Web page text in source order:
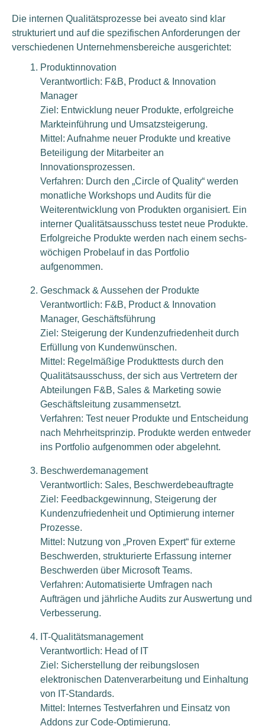
Die internen Qualitätsprozesse bei aveato sind klar
strukturiert und auf die spezifischen Anforderungen der
verschiedenen Unternehmensbereiche ausgerichtet:
Produktinnovation
Verantwortlich: F&B, Product & Innovation
Manager
Ziel: Entwicklung neuer Produkte, erfolgreiche
Markteinführung und Umsatzsteigerung.
Mittel: Aufnahme neuer Produkte und kreative
Beteiligung der Mitarbeiter an
Innovationsprozessen.
Verfahren: Durch den „Circle of Quality“ werden
monatliche Workshops und Audits für die
Weiterentwicklung von Produkten organisiert. Ein
interner Qualitätsausschuss testet neue Produkte.
Erfolgreiche Produkte werden nach einem sechs-
wöchigen Probelauf in das Portfolio
aufgenommen.
Geschmack & Aussehen der Produkte
Verantwortlich: F&B, Product & Innovation
Manager, Geschäftsführung
Ziel: Steigerung der Kundenzufriedenheit durch
Erfüllung von Kundenwünschen.
Mittel: Regelmäßige Produkttests durch den
Qualitätsausschuss, der sich aus Vertretern der
Abteilungen F&B, Sales & Marketing sowie
Geschäftsleitung zusammensetzt.
Verfahren: Test neuer Produkte und Entscheidung
nach Mehrheitsprinzip. Produkte werden entweder
ins Portfolio aufgenommen oder abgelehnt.
Beschwerdemanagement
Verantwortlich: Sales, Beschwerdebeauftragte
Ziel: Feedbackgewinnung, Steigerung der
Kundenzufriedenheit und Optimierung interner
Prozesse.
Mittel: Nutzung von „Proven Expert“ für externe
Beschwerden, strukturierte Erfassung interner
Beschwerden über Microsoft Teams.
Verfahren: Automatisierte Umfragen nach
Aufträgen und jährliche Audits zur Auswertung und
Verbesserung.
IT-Qualitätsmanagement
Verantwortlich: Head of IT
Ziel: Sicherstellung der reibungslosen
elektronischen Datenverarbeitung und Einhaltung
von IT-Standards.
Mittel: Internes Testverfahren und Einsatz von
Addons zur Code-Optimierung.